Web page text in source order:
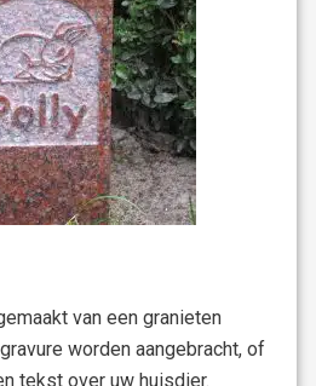
van een granieten
worden aangebracht, of
tekst over uw huisdier.